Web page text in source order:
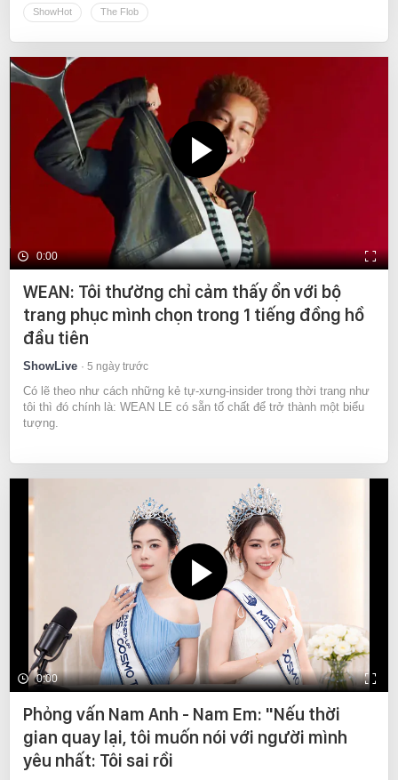
ShowHot The Flob
0:00
WEAN: Tôi thường chỉ cảm thấy ổn với bộ
trang phục mình chọn trong 1 tiếng đồng hồ
đầu tiên
ShowLive 5 ngày trước
Có lẽ theo như cách những kẻ tự-xưng-insider trong thời trang như
tôi thì đó chính là: WEAN LE có sẵn tố chất để trở thành một biểu
tượng.
0:00
Phỏng vấn Nam Anh - Nam Em: "Nếu thời
gian quay lại, tôi muốn nói với người mình
yêu nhất: Tôi sai rồi